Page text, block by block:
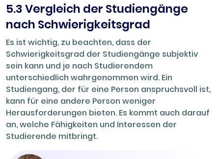
5.3 Vergleich der Studiengänge
nach Schwierigkeitsgrad
Es ist wichtig, zu beachten, dass der
Schwierigkeitsgrad der Studiengänge subjektiv
sein kann und je nach Studierendem
unterschiedlich wahrgenommen wird. Ein
Studiengang, der für eine Person anspruchsvoll ist,
kann für eine andere Person weniger
Herausforderungen bieten. Es kommt auch darauf
an, welche Fähigkeiten und Interessen der
Studierende mitbringt.